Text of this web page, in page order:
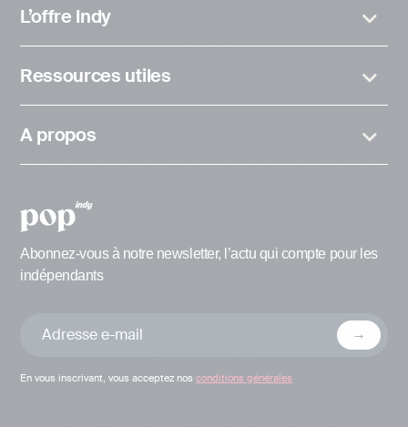
L’offre Indy
Ressources utiles
A propos
Abonnez-vous à notre newsletter, l’actu qui compte pour les
indépendants
En vous inscrivant, vous acceptez nos conditions générales